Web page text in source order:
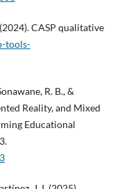
CASP qualitative
tools-
R. B., &
Reality, and Mixed
Educational